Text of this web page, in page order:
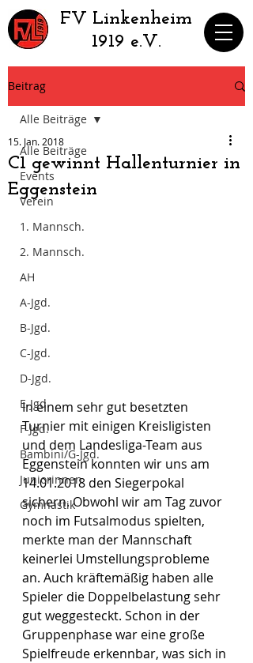
​FV Linkenheim
1919 e.V.
Beitrag
Alle Beiträge
Events
Verein
1. Mannsch.
2. Mannsch.
AH
A-Jgd.
B-Jgd.
C-Jgd.
D-Jgd.
E-Jgd.
F-Jgd.
Bambini/G-Jgd.
Juniorinnen
Gymnastik
Alle Beiträge
C1 gewinnt Hallenturnier in
Eggenstein
15. Jan. 2018
In einem sehr gut besetzten
Turnier mit einigen Kreisligisten
und dem Landesliga-Team aus
Eggenstein konnten wir uns am
14.01.2018 den Siegerpokal
sichern. Obwohl wir am Tag zuvor
noch im Futsalmodus spielten,
merkte man der Mannschaft
keinerlei Umstellungsprobleme
an. Auch kräftemäßig haben alle
Spieler die Doppelbelastung sehr
gut weggesteckt. Schon in der
Gruppenphase war eine große
Spielfreude erkennbar, was sich in